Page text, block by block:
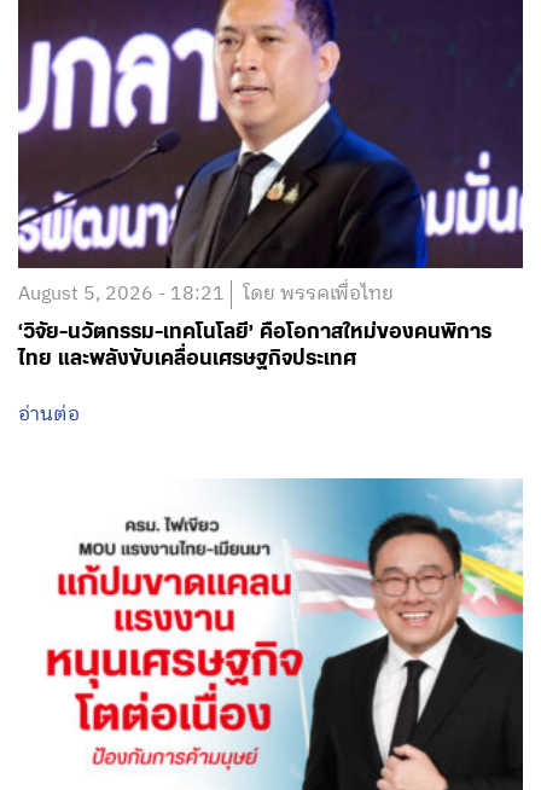
August 5, 2026 - 18:21 โดย พรรคเพื่อไทย
‘วิจัย-นวัตกรรม-เทคโนโลยี’ คือโอกาสใหม่ของคนพิการ
ไทย และพลังขับเคลื่อนเศรษฐกิจประเทศ
อ่านต่อ